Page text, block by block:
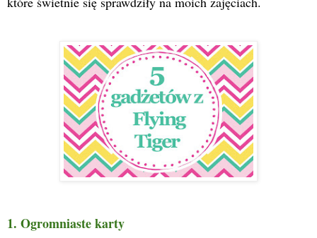
1. Ogromniaste karty